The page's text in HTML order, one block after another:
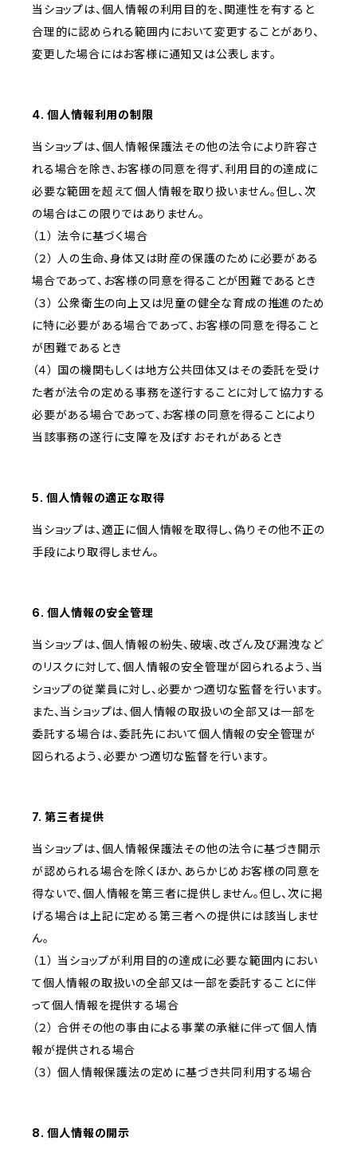
当ショップは、個人情報の利用目的を、関連性を有すると
合理的に認められる範囲内において変更することがあり、
変更した場合にはお客様に通知又は公表します。
4. 個人情報利用の制限
当ショップは、個人情報保護法その他の法令により許容さ
れる場合を除き、お客様の同意を得ず、利用目的の達成に
必要な範囲を超えて個人情報を取り扱いません。但し、次
の場合はこの限りではありません。
（１） 法令に基づく場合
（２） 人の生命、身体又は財産の保護のために必要がある
場合であって、お客様の同意を得ることが困難であるとき
（３） 公衆衛生の向上又は児童の健全な育成の推進のため
に特に必要がある場合であって、お客様の同意を得ること
が困難であるとき
（４） 国の機関もしくは地方公共団体又はその委託を受け
た者が法令の定める事務を遂行することに対して協力する
必要がある場合であって、お客様の同意を得ることにより
当該事務の遂行に支障を及ぼすおそれがあるとき
5. 個人情報の適正な取得
当ショップは、適正に個人情報を取得し、偽りその他不正の
手段により取得しません。
6. 個人情報の安全管理
当ショップは、個人情報の紛失、破壊、改ざん及び漏洩など
のリスクに対して、個人情報の安全管理が図られるよう、当
ショップの従業員に対し、必要かつ適切な監督を行います。
また、当ショップは、個人情報の取扱いの全部又は一部を
委託する場合は、委託先において個人情報の安全管理が
図られるよう、必要かつ適切な監督を行います。
7. 第三者提供
当ショップは、個人情報保護法その他の法令に基づき開示
が認められる場合を除くほか、あらかじめお客様の同意を
得ないで、個人情報を第三者に提供しません。但し、次に掲
げる場合は上記に定める第三者への提供には該当しませ
ん。
（１） 当ショップが利用目的の達成に必要な範囲内におい
て個人情報の取扱いの全部又は一部を委託することに伴
って個人情報を提供する場合
（２） 合併その他の事由による事業の承継に伴って個人情
報が提供される場合
（３） 個人情報保護法の定めに基づき共同利用する場合
8. 個人情報の開示